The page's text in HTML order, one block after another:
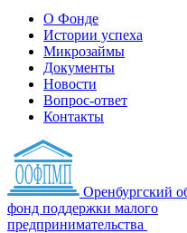
О Фонде
Истории успеха
Микрозаймы
Документы
Новости
Вопрос-ответ
Контакты
Оренбургский
фонд поддержки малого
предпринимательства